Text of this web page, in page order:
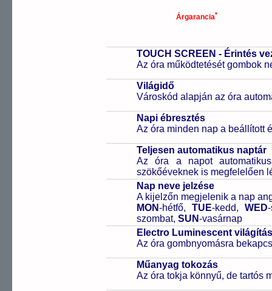
Árgarancia*
TOUCH SCREEN - Érintés
Az óra működtetését gombok
Világidő
Városkód alapján az óra
Napi ébresztés
Az óra minden nap a beállított
Teljesen automatikus naptár
Az óra a napot
szökőéveknek is megfelelően
Nap neve jelzése
A kijelzőn megjelenik a nap
MON-hétfő, TUE-kedd, WED
szombat, SUN-vasárnap
Electro Luminescent világítás
Az óra gombnyomásra
Műanyag tokozás
Az óra tokja könnyű, de tartós